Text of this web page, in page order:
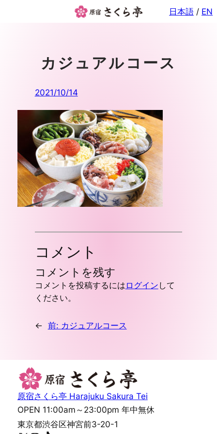
日本語 / EN
カジュアルコース
2021/10/14
コメント
コメントを残す
コメントを投稿するには ログイン して
ください。
← 前: カジュアルコース
原宿さくら亭 Harajuku Sakura Tei
OPEN 11:00am～23:00pm 年中無休
東京都渋谷区神宮前3-20-1